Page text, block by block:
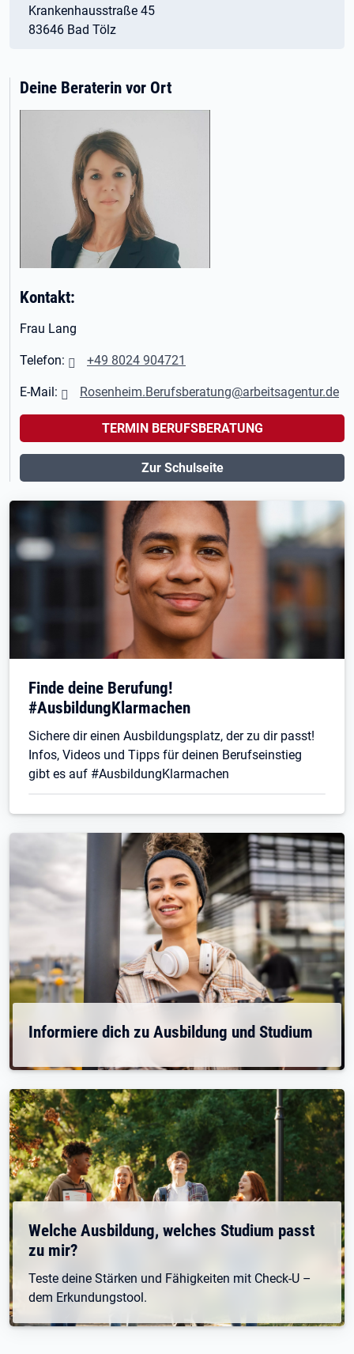
Krankenhausstraße 45
83646 Bad Tölz
Deine Beraterin vor Ort
Kontakt:
Frau Lang
Telefon: +49 8024 904721
E-Mail: Rosenheim.Berufsberatung@arbeitsagentur.de
TERMIN BERUFSBERATUNG
Zur Schulseite
Finde deine Berufung!
#AusbildungKlarmachen
Sichere dir einen Ausbildungsplatz, der zu dir passt!
Infos, Videos und Tipps für deinen Berufseinstieg
gibt es auf #AusbildungKlarmachen
Informiere dich zu Ausbildung und Studium
Welche Ausbildung, welches Studium passt
zu mir?
Teste deine Stärken und Fähigkeiten mit Check-U –
dem Erkundungstool.